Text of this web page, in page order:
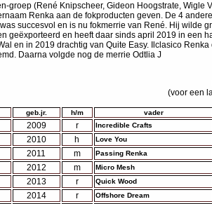
groep (René Knipscheer, Gideon Hoogstrate,
Renka aan de fokproducten geven. De 4
succesvol en is nu fokmerrie van René. Hij
geëxporteerd en heeft daar sinds april 2019 in een
en in 2019 drachtig van Quite Easy. Ilclasico
Daarna volgde nog de merrie Odtlia J
(voor een
geb.jr. h/m vader
2009 r Incredible Crafts
2010 h Love You
2011 m Passing Renka
2012 m Micro Mesh
2013 r Quick Wood
2014 r Offshore Dream